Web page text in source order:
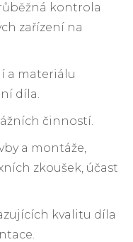
kontrola
zařízení na
a materiálu
díla.
činností.
a montáže,
zkoušek, účast
kvalitu díla